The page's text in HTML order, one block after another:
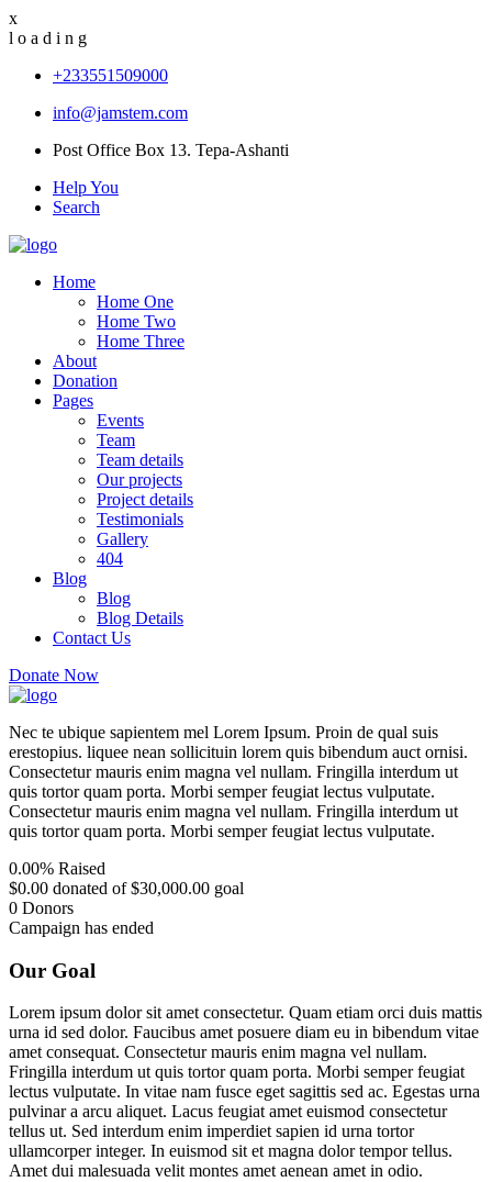
x
l o a d i n g
+233551509000
info@jamstem.com
Post Office Box 13. Tepa-Ashanti
Help You
Search
Home
Home One
Home Two
Home Three
About
Donation
Pages
Events
Team
Team details
Our projects
Project details
Testimonials
Gallery
404
Blog
Blog
Blog Details
Contact Us
Donate Now
Nec te ubique sapientem mel Lorem Ipsum. Proin de qual suis
erestopius. liquee nean sollicituin lorem quis bibendum auct ornisi.
Consectetur mauris enim magna vel nullam. Fringilla interdum ut
quis tortor quam porta. Morbi semper feugiat lectus vulputate.
Consectetur mauris enim magna vel nullam. Fringilla interdum ut
quis tortor quam porta. Morbi semper feugiat lectus vulputate.
0.00% Raised
$0.00 donated of$30,000.00 goal
0 Donors
Campaign has ended
Our Goal
Lorem ipsum dolor sit amet consectetur. Quam etiam orci duis mattis
urna id sed dolor. Faucibus amet posuere diam eu in bibendum vitae
amet consequat. Consectetur mauris enim magna vel nullam.
Fringilla interdum ut quis tortor quam porta. Morbi semper feugiat
lectus vulputate. In vitae nam fusce eget sagittis sed ac. Egestas urna
pulvinar a arcu aliquet. Lacus feugiat amet euismod consectetur
tellus ut. Sed interdum enim imperdiet sapien id urna tortor
ullamcorper integer. In euismod sit et magna dolor tempor tellus.
Amet dui malesuada velit montes amet aenean amet in odio.